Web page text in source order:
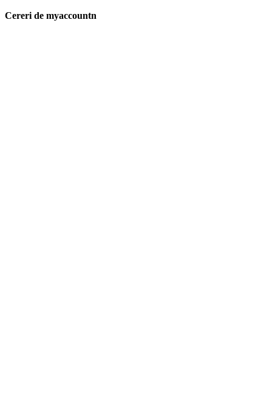
Cereri de myaccountn